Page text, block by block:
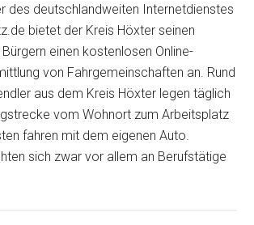
des deutschlandweiten Internetdienstes
bietet der Kreis Höxter seinen
einen kostenlosen Online-
von Fahrgemeinschaften an. Rund
aus dem Kreis Höxter legen täglich
vom Wohnort zum Arbeitsplatz
fahren mit dem eigenen Auto.
sich zwar vor allem an Berufstätige